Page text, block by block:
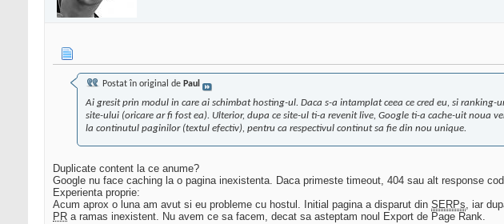
Postat în original de Paul
Ai gresit prin modul in care ai schimbat hosting-ul. Daca s-a intamplat ceea ce cred eu, si
site-ului (oricare ar fi fost ea). Ulterior, dupa ce site-ul ti-a revenit live, Google ti-a cache-uit noua
la continutul paginilor (textul efectiv), pentru ca respectivul continut sa fie din nou unique.
Duplicate content la ce anume?
Google nu face caching la o pagina inexistenta. Daca primeste timeout, 404 sau alt response
Experienta proprie:
Acum aprox o luna am avut si eu probleme cu hostul. Initial pagina a disparut din SERPs, iar
PR a ramas inexistent. Nu avem ce sa facem, decat sa asteptam noul Export de Page Rank.